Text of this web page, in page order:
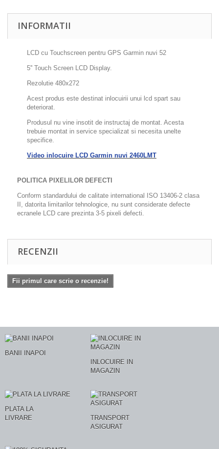
INFORMATII
LCD cu Touchscreen pentru GPS Garmin nuvi 52
5'' Touch Screen LCD Display.
Rezolutie 480x272
Acest produs este destinat inlocuirii unui lcd spart sau
deteriorat.
Produsul nu vine insotit de instructaj de montat. Acesta
trebuie montat in service specializat si necesita unelte
specifice.
Video inlocuire LCD Garmin nuvi 2460LMT
POLITICA PIXELILOR DEFECTI
Conform standardului de calitate international ISO 13406-2 clasa
II, datorita limitarilor tehnologice, nu sunt considerate defecte
ecranele LCD care prezinta 3-5 pixeli defecti.
RECENZII
Fii primul care scrie o recenzie!
BANII INAPOI
INLOCUIRE IN
MAGAZIN
PLATA LA
LIVRARE
TRANSPORT
ASIGURAT